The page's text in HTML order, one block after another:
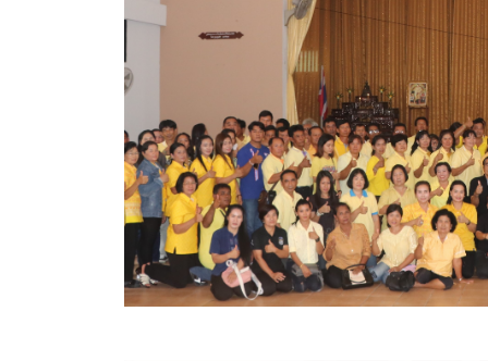
VDO Present
ประกาศแผนการจัดซื้อจัดจ้าง
ประกาศแผนการจัดหาพัสดุ
รายงานผลการจัดซื้อจัดจ้างประจำปีงบประมาณ
สรุปผลการดำเนินงานจัดซื้อจัดจ้างในรอบเดือน (สข